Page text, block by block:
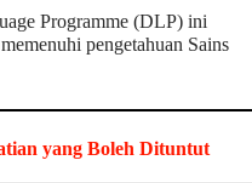
Programme (DLP) ini
pengetahuan Sains
yang Boleh Dituntut